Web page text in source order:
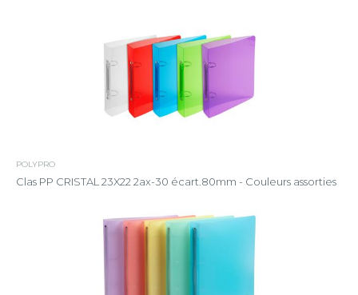
POLYPRO
Clas PP CRISTAL 23X22 2ax-30 écart.80mm - Couleurs assorties